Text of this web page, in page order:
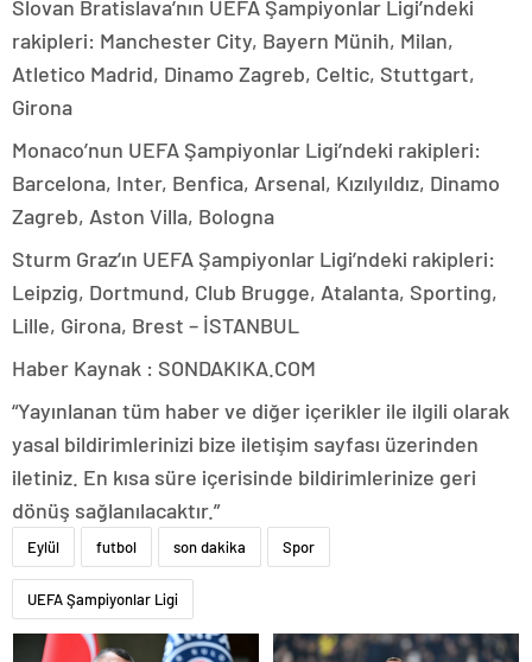
Slovan Bratislava’nın UEFA Şampiyonlar Ligi’ndeki
rakipleri: Manchester City, Bayern Münih, Milan,
Atletico Madrid, Dinamo Zagreb, Celtic, Stuttgart,
Girona
Monaco’nun UEFA Şampiyonlar Ligi’ndeki rakipleri:
Barcelona, Inter, Benfica, Arsenal, Kızılyıldız, Dinamo
Zagreb, Aston Villa, Bologna
Sturm Graz’ın UEFA Şampiyonlar Ligi’ndeki rakipleri:
Leipzig, Dortmund, Club Brugge, Atalanta, Sporting,
Lille, Girona, Brest – İSTANBUL
Haber Kaynak : SONDAKIKA.COM
“Yayınlanan tüm haber ve diğer içerikler ile ilgili olarak
yasal bildirimlerinizi bize iletişim sayfası üzerinden
iletiniz. En kısa süre içerisinde bildirimlerinize geri
dönüş sağlanılacaktır.”
Eylül futbol son dakika Spor
UEFA Şampiyonlar Ligi